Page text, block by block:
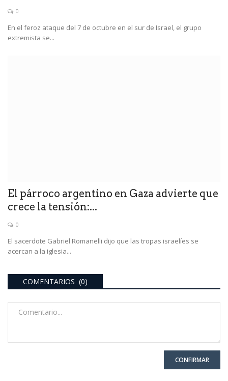
0
En el feroz ataque del 7 de octubre en el sur de Israel, el grupo
extremista se...
El párroco argentino en Gaza advierte que
crece la tensión:...
0
El sacerdote Gabriel Romanelli dijo que las tropas israelíes se
acercan a la iglesia...
COMENTARIOS (0)
CONFIRMAR